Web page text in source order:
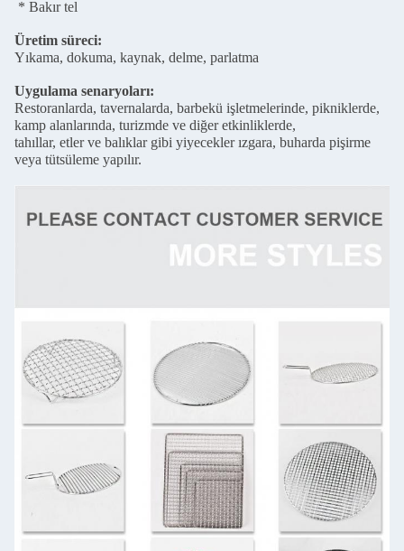
* Bakır tel
Üretim süreci:
Yıkama, dokuma, kaynak, delme, parlatma
Uygulama senaryoları:
Restoranlarda, tavernalarda, barbekü işletmelerinde, pikniklerde,
kamp alanlarında, turizmde ve diğer etkinliklerde,
tahıllar, etler ve balıklar gibi yiyecekler ızgara, buharda pişirme
veya tütsüleme yapılır.